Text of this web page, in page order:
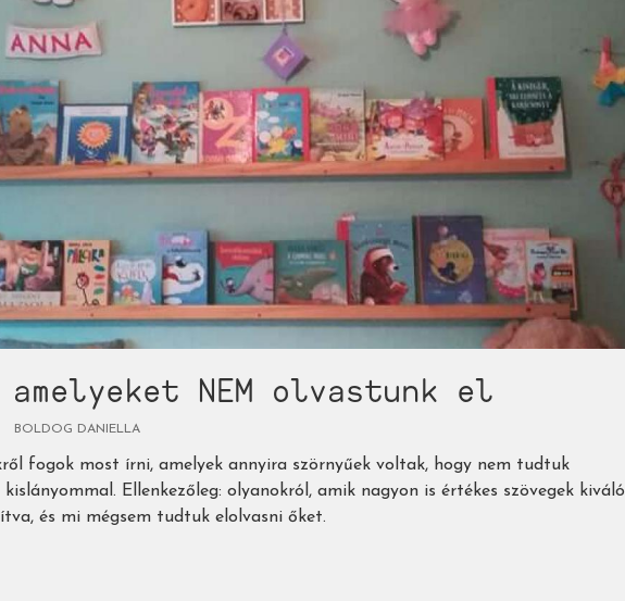
amelyeket NEM olvastunk el
BOLDOG DANIELLA
fogok most írni, amelyek annyira szörnyűek voltak, hogy nem tudtuk
Ellenkezőleg: olyanokról, amik nagyon is értékes szövegek kiváló
és mi mégsem tudtuk elolvasni őket.